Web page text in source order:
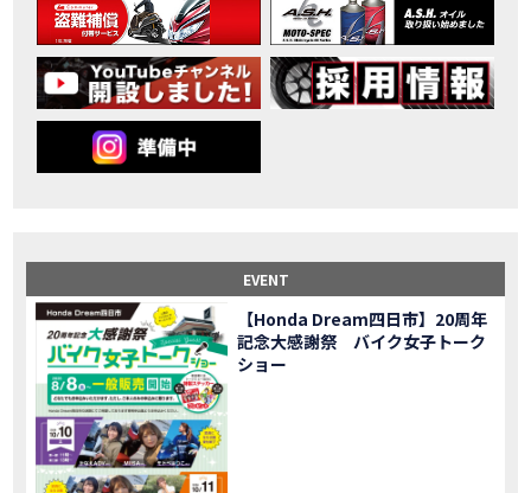
MOVIE 【ホンダ バイク】CB1000F 4台で三重県ツーリング！梅本まどかさん、MIISAさんと一日笑った【ポケふた】Honda
MOVIE 【ホンダ バイク】【GB350C S】梅本まどかさんと三重県ツーリング満喫しました！ポケふた探し第1弾【モトブログ】
MOVIE 【ホンダドリーム新春初売り特別企画】のご紹介！！
MOVIE こんなことある？！CB1000Fでツーリングイベントに参戦したのだが・・
【新車】CB1000Fで11時間ツーリングした素直なレビュー【モトブログ】Honda CB
MOVIE 【事故寸前】200kmレッカー、そしてさらなる原因が判明し、修理代が膨れ上がった結果
MOVIE 2025X-ADV 最高の旅バイクで街乗りも最適！ADVが20台でツーリングしました｜Honda ADV160
NEW BIKENEWS CB1000F販売中！！
MOVIE 【バイク女子】ごめんなさい。大切なツーリングでやらかしてしまった…
MOVIE 【バイク女子】下道444kmぶっ通しで走った結果がヤバかった
MOVIE 【バイク女子】最安！三重→東京〇〇〇円で行けちゃった
MOVIE 新型スーパーカブ110レビュー！C125 CT125で女子ツーリング 最高！Honda Super Cub(JA59)
MOVIE 【世界一の燃費Super cub】給油せずにどこまで行けるかやってみたら大変なことになりました
MOVIE 【バイク女子の挑戦】世界一の最強バイクでついにやります。
EVENT
【Honda Dream四日市】20周年
記念大感謝祭 バイク女子トーク
ショー